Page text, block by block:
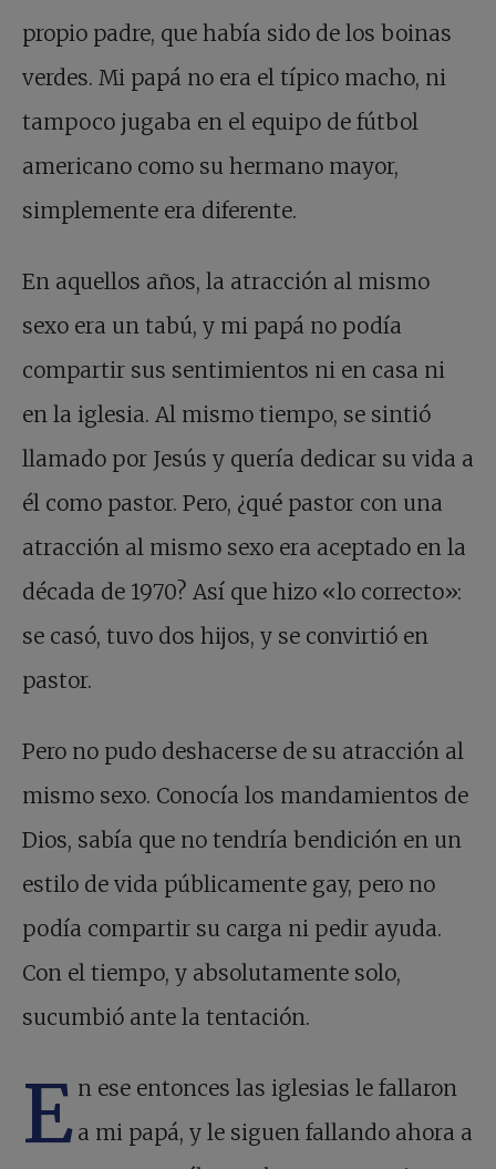
propio padre, que había sido de los boinas
verdes. Mi papá no era el típico macho, ni
tampoco jugaba en el equipo de fútbol
americano como su hermano mayor,
simplemente era diferente.
En aquellos años, la atracción al mismo
sexo era un tabú, y mi papá no podía
compartir sus sentimientos ni en casa ni
en la iglesia. Al mismo tiempo, se sintió
llamado por Jesús y quería dedicar su vida a
él como pastor. Pero, ¿qué pastor con una
atracción al mismo sexo era aceptado en la
década de 1970? Así que hizo «lo correcto»:
se casó, tuvo dos hijos, y se convirtió en
pastor.
Pero no pudo deshacerse de su atracción al
mismo sexo. Conocía los mandamientos de
Dios, sabía que no tendría bendición en un
estilo de vida públicamente gay, pero no
podía compartir su carga ni pedir ayuda.
Con el tiempo, y absolutamente solo,
sucumbió ante la tentación.
E n ese entonces las iglesias le fallaron
a mi papá, y le siguen fallando ahora a